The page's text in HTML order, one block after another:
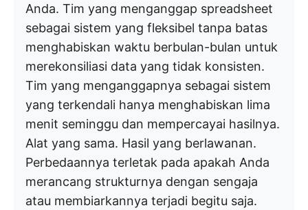
Anda. Tim yang menganggap spreadsheet
sebagai sistem yang fleksibel tanpa batas
menghabiskan waktu berbulan-bulan untuk
merekonsiliasi data yang tidak konsisten.
Tim yang menganggapnya sebagai sistem
yang terkendali hanya menghabiskan lima
menit seminggu dan mempercayai hasilnya.
Alat yang sama. Hasil yang berlawanan.
Perbedaannya terletak pada apakah Anda
merancang strukturnya dengan sengaja
atau membiarkannya terjadi begitu saja.